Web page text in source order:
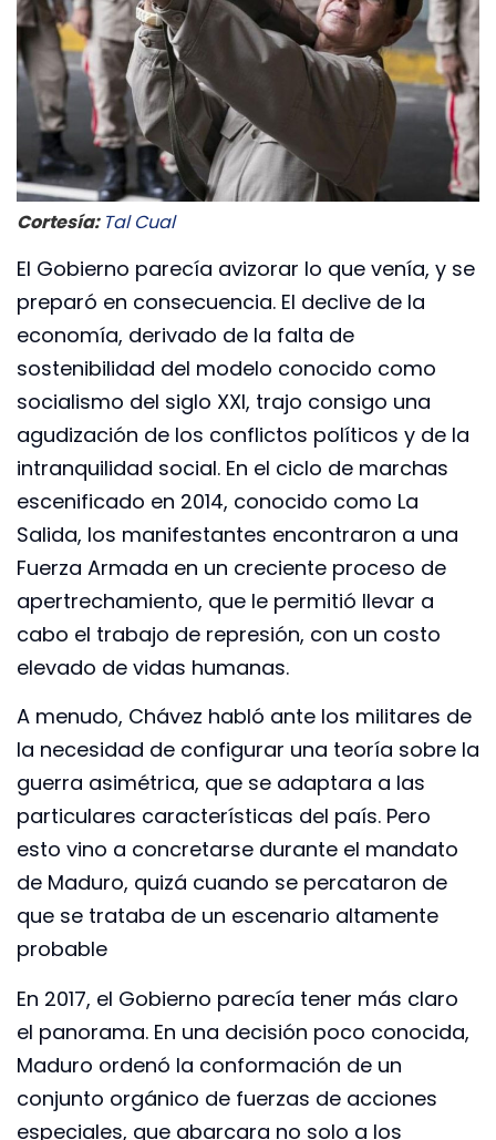
Cortesía: Tal Cual
El Gobierno parecía avizorar lo que venía, y se
preparó en consecuencia. El declive de la
economía, derivado de la falta de
sostenibilidad del modelo conocido como
socialismo del siglo XXI, trajo consigo una
agudización de los conflictos políticos y de la
intranquilidad social. En el ciclo de marchas
escenificado en 2014, conocido como La
Salida, los manifestantes encontraron a una
Fuerza Armada en un creciente proceso de
apertrechamiento, que le permitió llevar a
cabo el trabajo de represión, con un costo
elevado de vidas humanas.
A menudo, Chávez habló ante los militares de
la necesidad de configurar una teoría sobre la
guerra asimétrica, que se adaptara a las
particulares características del país. Pero
esto vino a concretarse durante el mandato
de Maduro, quizá cuando se percataron de
que se trataba de un escenario altamente
probable
En 2017, el Gobierno parecía tener más claro
el panorama. En una decisión poco conocida,
Maduro ordenó la conformación de un
conjunto orgánico de fuerzas de acciones
especiales, que abarcara no solo a los